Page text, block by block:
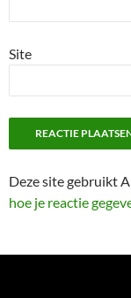
Site
Deze site gebruikt
hoe je reactie